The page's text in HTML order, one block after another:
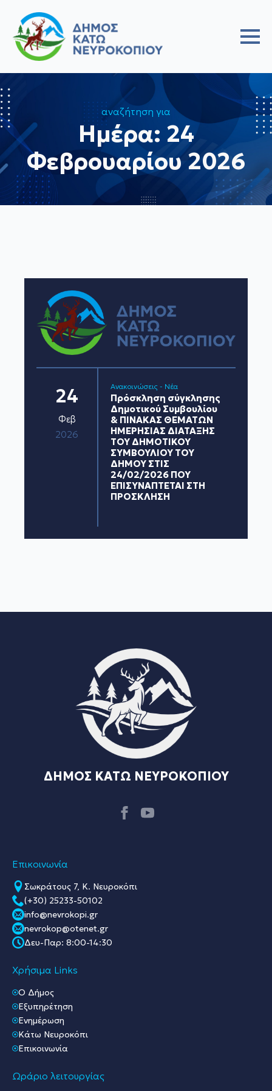
αναζήτηση για
Ημέρα: 24
Φεβρουαρίου 2026
24
Φεβ
2026
Ανακοινώσεις - Νέα
Πρόσκληση σύγκλησης
Δημοτικού Συμβουλίου
& ΠΙΝΑΚΑΣ ΘΕΜΑΤΩΝ
ΗΜΕΡΗΣΙΑΣ ΔΙΑΤΑΞΗΣ
ΤΟΥ ΔΗΜΟΤΙΚΟΥ
ΣΥΜΒΟΥΛΙΟΥ ΤΟΥ
ΔΗΜΟΥ ΣΤΙΣ
24/02/2026 ΠΟΥ
ΕΠΙΣΥΝΑΠΤΕΤΑΙ ΣΤΗ
ΠΡΟΣΚΛΗΣΗ
ΔΗΜΟΣ ΚΑΤΩ ΝΕΥΡΟΚΟΠΙΟΥ
Επικοινωνία
Σωκράτους 7, Κ. Νευροκόπι
(+30) 25233-50102
info@nevrokopi.gr
nevrokop@otenet.gr
Δευ-Παρ: 8:00-14:30
Χρήσιμα Links
O Δήμος
Εξυπηρέτηση
Ενημέρωση
Κάτω Νευροκόπι
Επικοινωνία
Ωράριο λειτουργίας